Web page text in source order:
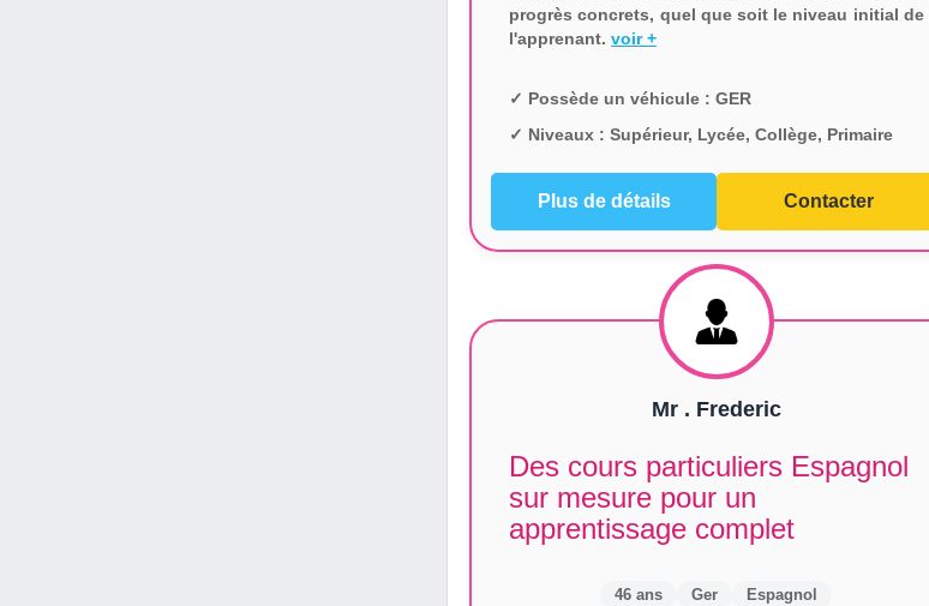
progrès concrets, quel que soit le niveau initial de
l'apprenant.voir +
✓ Possède un véhicule :GER
✓ Niveaux :Supérieur, Lycée, Collège, Primaire
Plus de détails Contacter
Mr . Frederic
Des cours particuliers Espagnol
sur mesure pour un
apprentissage complet
46 ans Ger Espagnol